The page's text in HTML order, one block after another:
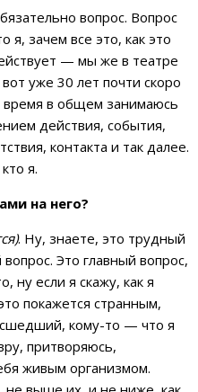
вопрос. Вопрос
я, зачем все это, как это
— мы же в театре
уже 30 лет почти скоро
время в общем занимаюсь
действия, события,
контакта и так далее.
я.
на него?
. Ну, знаете, это трудный
Это главный вопрос,
ну если я скажу, как я
покажется странным,
кому-то — что я
притворяюсь,
живым организмом.